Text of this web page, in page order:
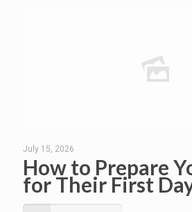
July 15, 2026
How to Prepare
for Their First